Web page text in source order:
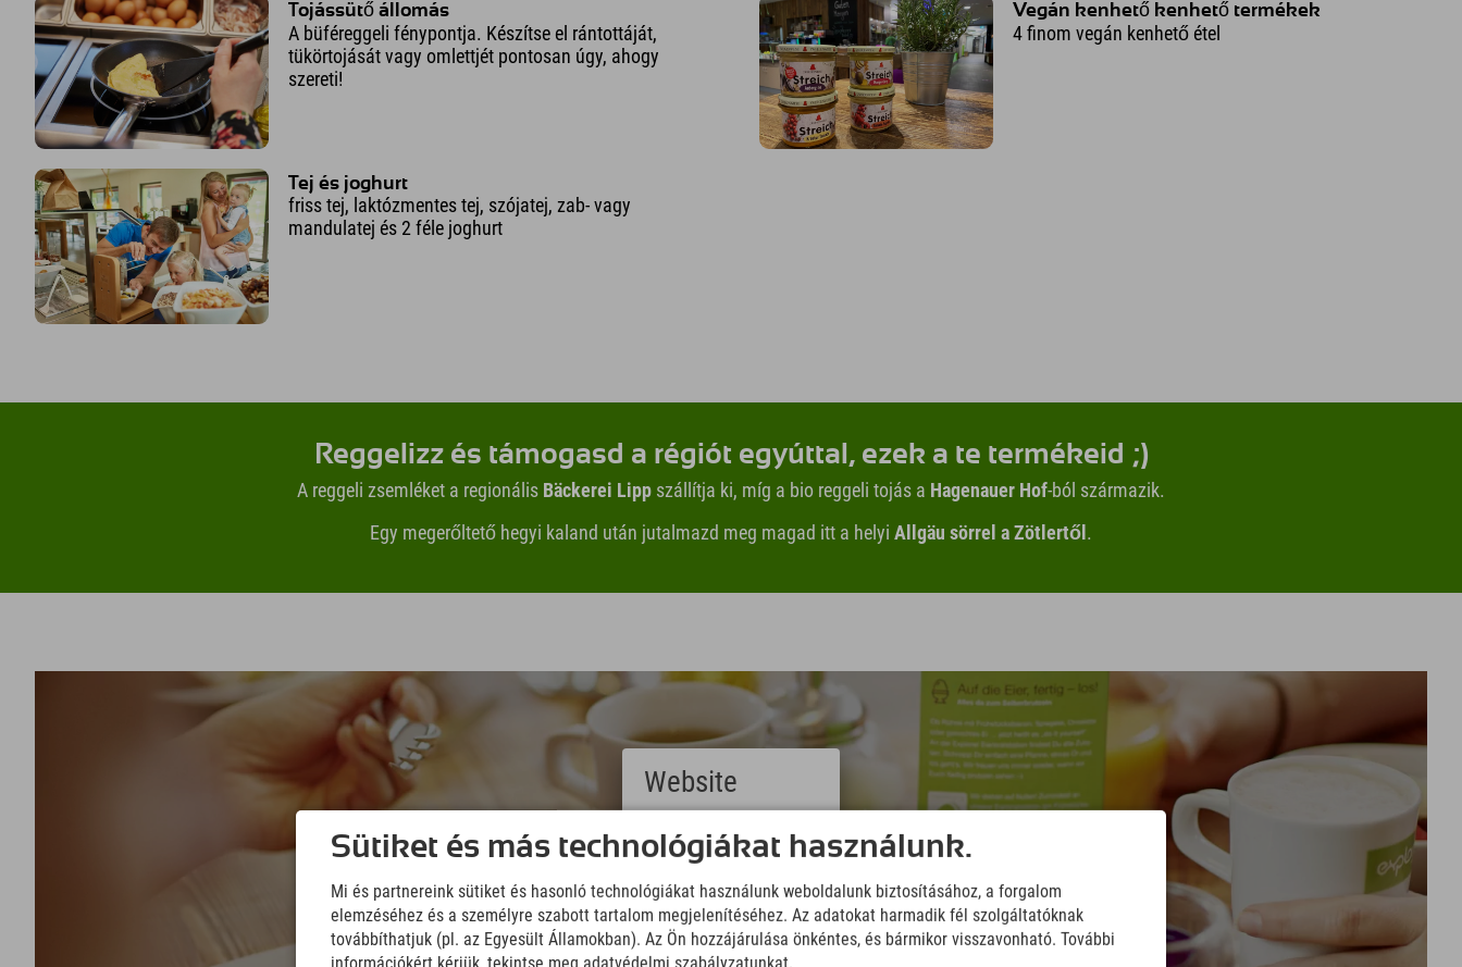
Tojássütő állomás
A büféreggeli fénypontja. Készítse el rántottáját,
tükörtojását vagy omlettjét pontosan úgy, ahogy
szereti!
Vegán kenhető kenhető termékek
4 finom vegán kenhető étel
Tej és joghurt
friss tej, laktózmentes tej, szójatej, zab- vagy
mandulatej és 2 féle joghurt
Reggelizz és támogasd a régiót egyúttal, ezek a te termékeid ;)
A reggeli zsemléket a regionális Bäckerei Lipp szállítja ki, míg a bio reggeli tojás a Hagenauer Hof-ból származik.
Egy megerőltető hegyi kaland után jutalmazd meg magad itt a helyi Allgäu sörrel a Zötlertől.
Sütiket és más technológiákat használunk.
Mi és partnereink sütiket és hasonló technológiákat használunk weboldalunk biztosításához, a forgalom
elemzéséhez és a személyre szabott tartalom megjelenítéséhez. Az adatokat harmadik fél szolgáltatóknak
továbbíthatjuk (pl. az Egyesült Államokban). Az Ön hozzájárulása önkéntes, és bármikor visszavonható. További
Website
Deutsch
(German)
(English)
Italiano
(Italian)
Čeština